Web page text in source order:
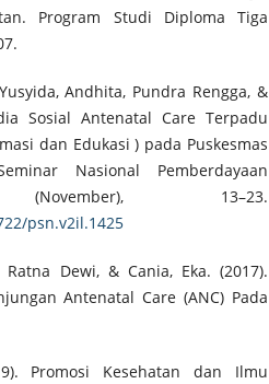
Program Studi Diploma Tiga
Andhita, Pundra Rengga, &
Sosial Antenatal Care Terpadu
dan Edukasi ) pada Puskesmas
Nasional Pemberdayaan
13–23.
psn.v2il.1425
Dewi, & Cania, Eka. (2017).
Antenatal Care (ANC) Pada
Promosi Kesehatan dan Ilmu